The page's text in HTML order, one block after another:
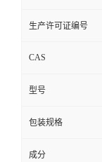
生产许可证编号
CAS
型号
包装规格
成分